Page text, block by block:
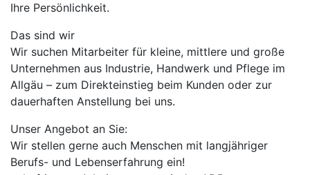
Ihre Persönlichkeit.
Das sind wir
Wir suchen Mitarbeiter für kleine, mittlere und große
Unternehmen aus Industrie, Handwerk und Pflege im
Allgäu – zum Direkteinstieg beim Kunden oder zur
dauerhaften Anstellung bei uns.
Unser Angebot an Sie:
Wir stellen gerne auch Menschen mit langjähriger
Berufs- und Lebenserfahrung ein!